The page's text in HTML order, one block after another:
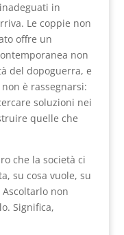
in
Le coppie non
offre un
non
del dopoguerra, e
è rassegnarsi:
soluzioni nei
quelle che
che la società ci
su cosa vuole, su
non
Significa,